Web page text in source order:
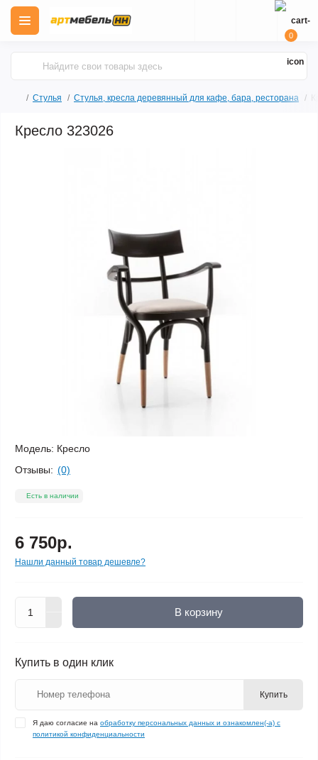
0
Стулья Стулья, кресла деревянный для кафе, бара, ресторана
Кресло 323026
Модель: Кресло
Отзывы: (0)
Есть в наличии
6 750р.
Нашли данный товар дешевле?
В корзину
Купить в один клик
Купить
Я даю согласие на обработку персональных данных и ознакомлен(-а) с
политикой конфиденциальности